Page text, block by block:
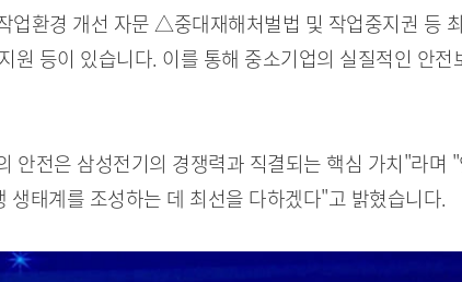
환경 개선 자문 △중대재해처벌법 및 작업중지권 등
등이 있습니다. 이를 통해 중소기업의 실질적인 안전
안전은 삼성전기의 경쟁력과 직결되는 핵심 가치"라며
태계를 조성하는 데 최선을 다하겠다"고 밝혔습니다.